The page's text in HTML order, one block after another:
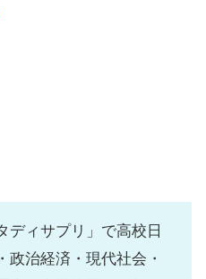
ディサプリ」で高校日
政治経済・現代社会・